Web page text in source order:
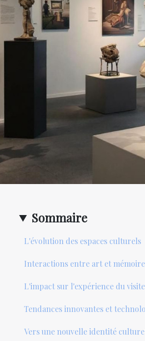
Sommaire
L'évolution des espaces culturels
Interactions entre art et mémoire
L'impact sur l'expérience du
Tendances innovantes et
Vers une nouvelle identité